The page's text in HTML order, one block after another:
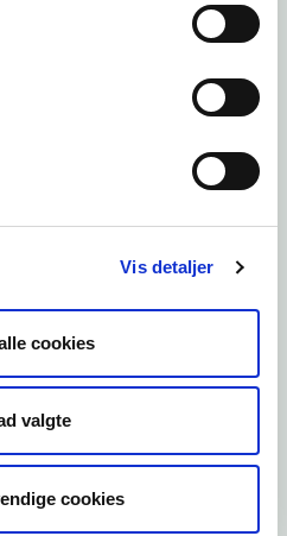
Vis detaljer
cookies
valgte
cookies